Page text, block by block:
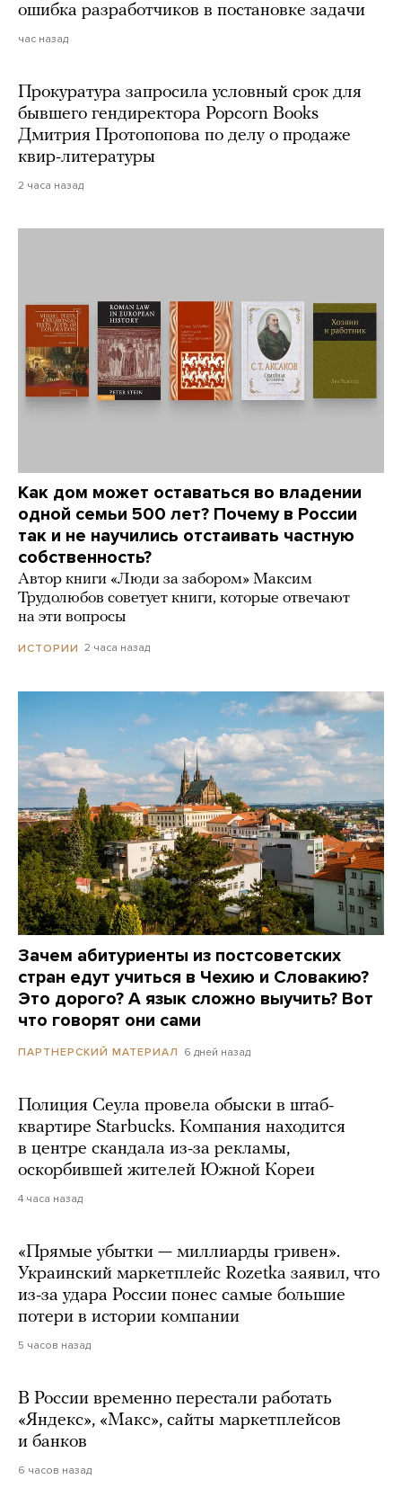
ошибка разработчиков в постановке задачи
час назад
Прокуратура запросила условный срок для
бывшего гендиректора Popcorn Books
Дмитрия Протопопова по делу о продаже
квир-литературы
2 часа назад
Как дом может оставаться во владении
одной семьи 500 лет? Почему в России
так и не научились отстаивать частную
собственность?
Автор книги «Люди за забором» Максим
Трудолюбов советует книги, которые отвечают
на эти вопросы
ИСТОРИИ 2 часа назад
Зачем абитуриенты из постсоветских
стран едут учиться в Чехию и Словакию?
Это дорого? А язык сложно выучить? Вот
что говорят они сами
ПАРТНЕРСКИЙ МАТЕРИАЛ 6 дней назад
Полиция Сеула провела обыски в штаб-
квартире Starbucks. Компания находится
в центре скандала из-за рекламы,
оскорбившей жителей Южной Кореи
4 часа назад
«Прямые убытки — миллиарды гривен».
Украинский маркетплейс Rozetka заявил, что
из-за удара России понес самые большие
потери в истории компании
5 часов назад
В России временно перестали работать
«Яндекс», «Макс», сайты маркетплейсов
и банков
6 часов назад